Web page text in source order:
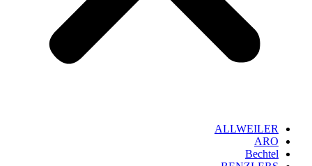
ALLWEILER
ARO
Bechtel